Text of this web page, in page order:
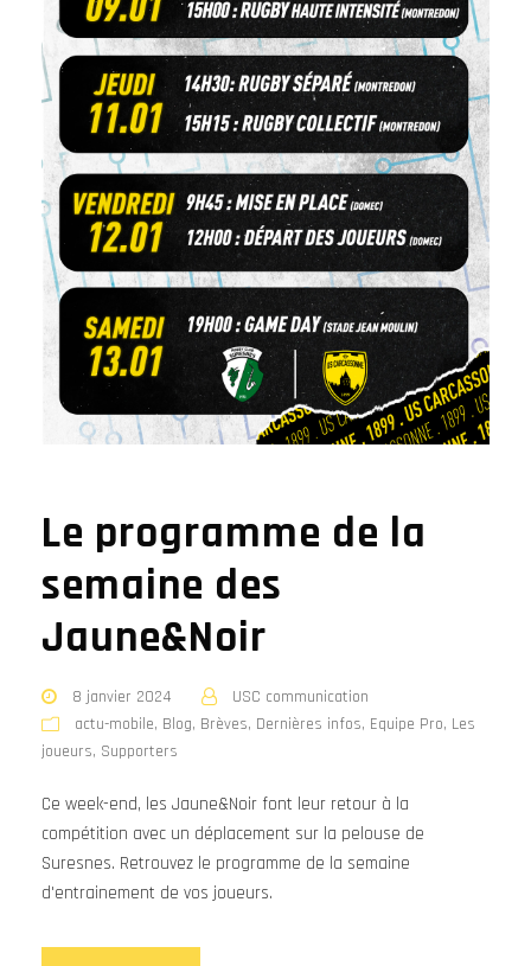
Le programme de la
semaine des
Jaune&Noir
8 janvier 2024
USC communication
actu-mobile, Blog, Brèves, Dernières infos, Equipe Pro, Les
joueurs, Supporters
Ce week-end, les Jaune&Noir font leur retour à la
compétition avec un déplacement sur la pelouse de
Suresnes. Retrouvez le programme de la semaine
d'entrainement de vos joueurs.